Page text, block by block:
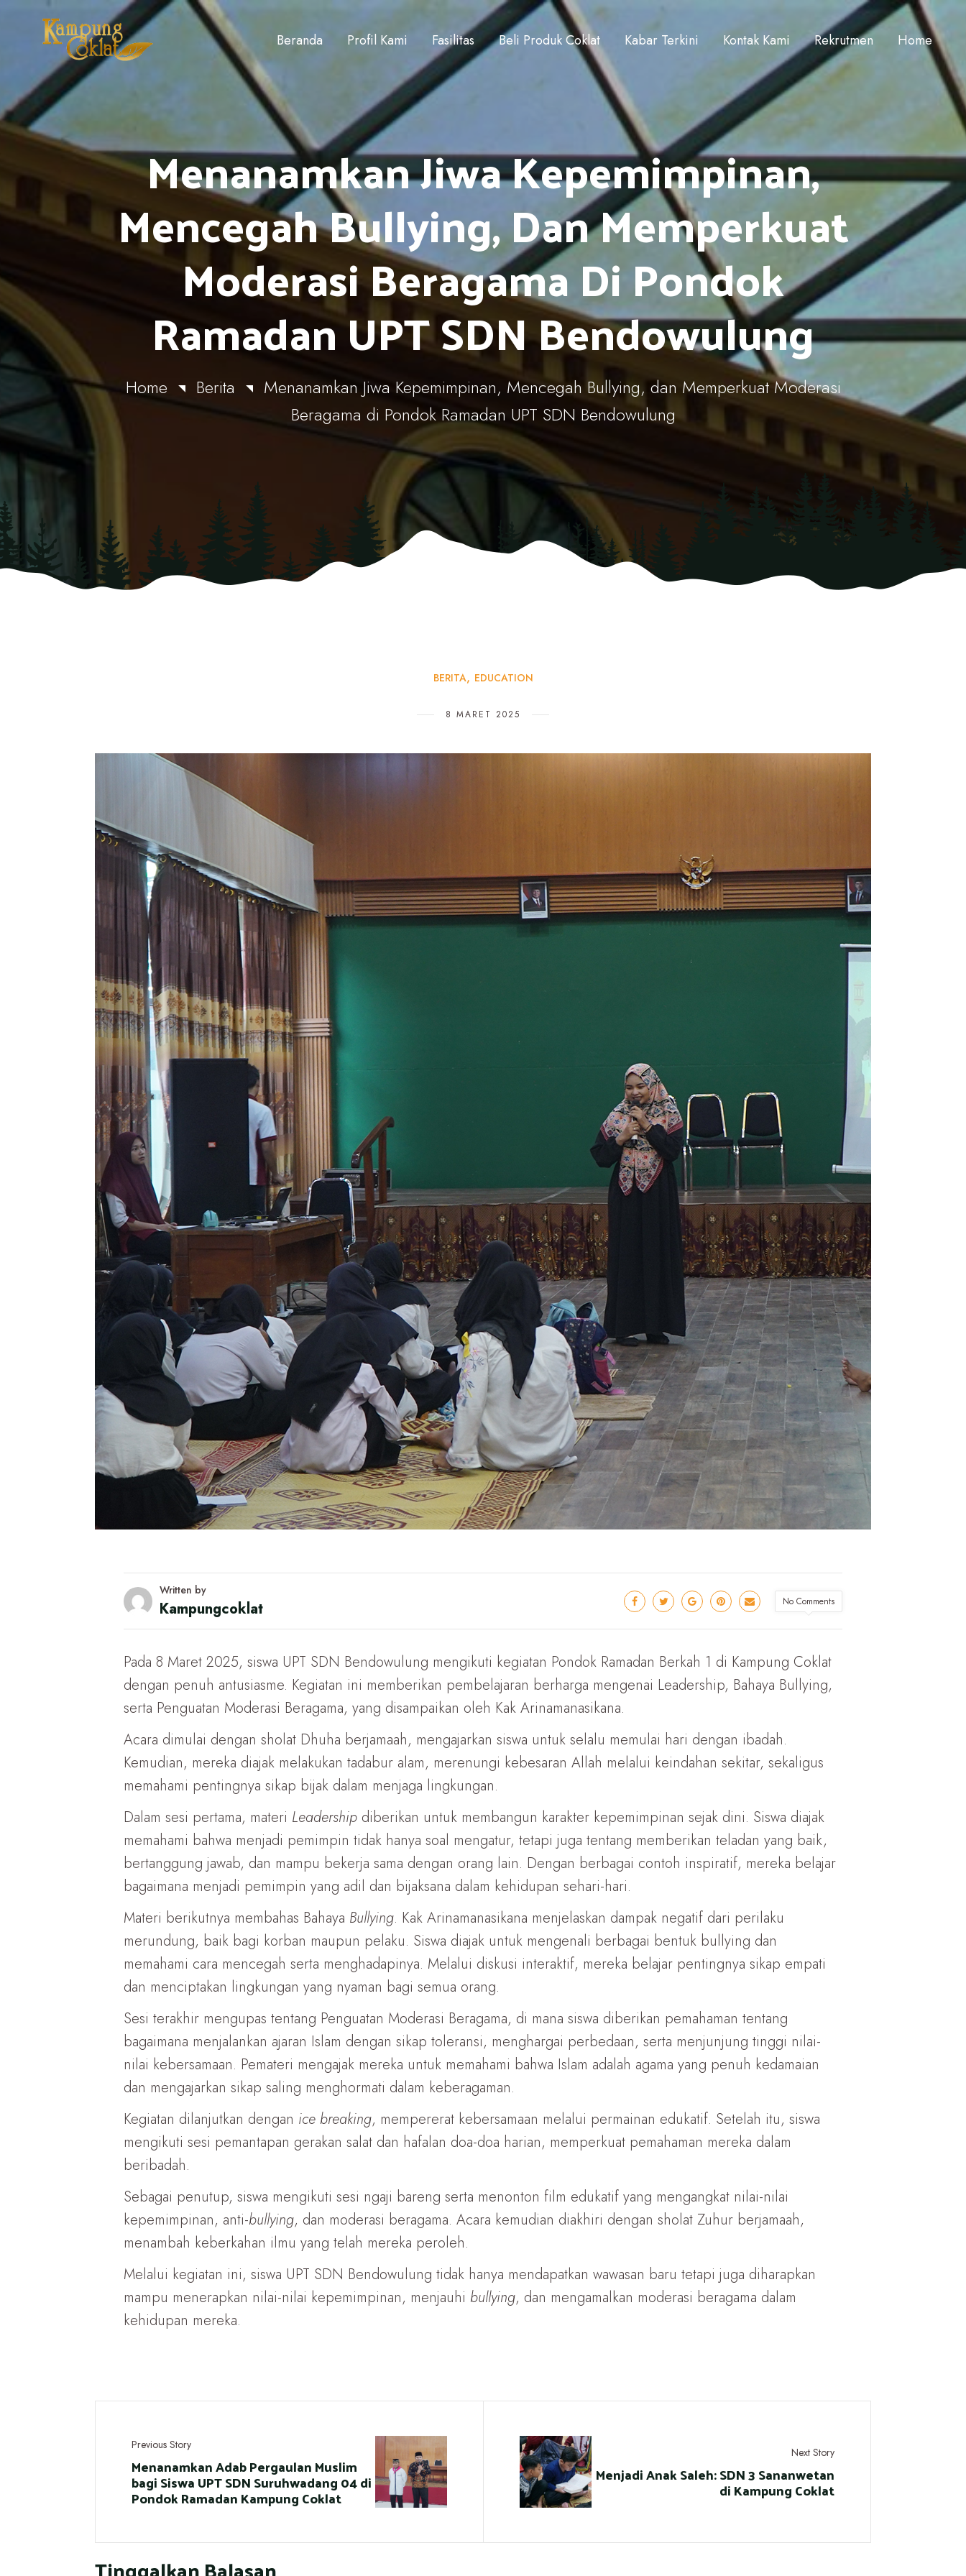
Beranda Profil Kami Fasilitas Beli Produk Coklat Kabar Terkini Kontak Kami Rekrutmen Home
Menanamkan Jiwa Kepemimpinan,
Mencegah Bullying, Dan Memperkuat
Moderasi Beragama Di Pondok
Ramadan UPT SDN Bendowulung
Home Berita
Menanamkan Jiwa Kepemimpinan, Mencegah Bullying, dan Memperkuat Moderasi
Beragama di Pondok Ramadan UPT SDN Bendowulung
BERITA EDUCATION
8 MARET 2025
Written by
Kampungcoklat No Comments
Pada 8 Maret 2025, siswa UPT SDN Bendowulung mengikuti kegiatan Pondok Ramadan Berkah 1 di Kampung Coklat
dengan penuh antusiasme. Kegiatan ini memberikan pembelajaran berharga mengenai Leadership, Bahaya Bullying,
serta Penguatan Moderasi Beragama, yang disampaikan oleh Kak Arinamanasikana.
Acara dimulai dengan sholat Dhuha berjamaah, mengajarkan siswa untuk selalu memulai hari dengan ibadah.
Kemudian, mereka diajak melakukan tadabur alam, merenungi kebesaran Allah melalui keindahan sekitar, sekaligus
memahami pentingnya sikap bijak dalam menjaga lingkungan.
Dalam sesi pertama, materi Leadership diberikan untuk membangun karakter kepemimpinan sejak dini. Siswa diajak
memahami bahwa menjadi pemimpin tidak hanya soal mengatur, tetapi juga tentang memberikan teladan yang baik,
bertanggung jawab, dan mampu bekerja sama dengan orang lain. Dengan berbagai contoh inspiratif, mereka belajar
bagaimana menjadi pemimpin yang adil dan bijaksana dalam kehidupan sehari-hari.
Materi berikutnya membahas Bahaya Bullying. Kak Arinamanasikana menjelaskan dampak negatif dari perilaku
merundung, baik bagi korban maupun pelaku. Siswa diajak untuk mengenali berbagai bentuk bullying dan
memahami cara mencegah serta menghadapinya. Melalui diskusi interaktif, mereka belajar pentingnya sikap empati
dan menciptakan lingkungan yang nyaman bagi semua orang.
Sesi terakhir mengupas tentang Penguatan Moderasi Beragama, di mana siswa diberikan pemahaman tentang
bagaimana menjalankan ajaran Islam dengan sikap toleransi, menghargai perbedaan, serta menjunjung tinggi nilai-
nilai kebersamaan. Pemateri mengajak mereka untuk memahami bahwa Islam adalah agama yang penuh kedamaian
dan mengajarkan sikap saling menghormati dalam keberagaman.
Kegiatan dilanjutkan dengan ice breaking, mempererat kebersamaan melalui permainan edukatif. Setelah itu, siswa
mengikuti sesi pemantapan gerakan salat dan hafalan doa-doa harian, memperkuat pemahaman mereka dalam
beribadah.
Sebagai penutup, siswa mengikuti sesi ngaji bareng serta menonton film edukatif yang mengangkat nilai-nilai
kepemimpinan, anti-bullying, dan moderasi beragama. Acara kemudian diakhiri dengan sholat Zuhur berjamaah,
menambah keberkahan ilmu yang telah mereka peroleh.
Melalui kegiatan ini, siswa UPT SDN Bendowulung tidak hanya mendapatkan wawasan baru tetapi juga diharapkan
mampu menerapkan nilai-nilai kepemimpinan, menjauhi bullying, dan mengamalkan moderasi beragama dalam
kehidupan mereka.
Previous Story
Menanamkan Adab Pergaulan Muslim
bagi Siswa UPT SDN Suruhwadang 04 di
Pondok Ramadan Kampung Coklat
Next Story
Menjadi Anak Saleh: SDN 3 Sananwetan
di Kampung Coklat